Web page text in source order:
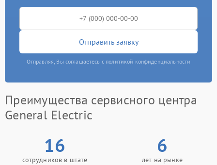
Отправить заявку
Отправляя, Вы соглашаетесь с политикой конфиденциальности
Преимущества сервисного центра
General Electric
16
сотрудников в штате
6
лет на рынке